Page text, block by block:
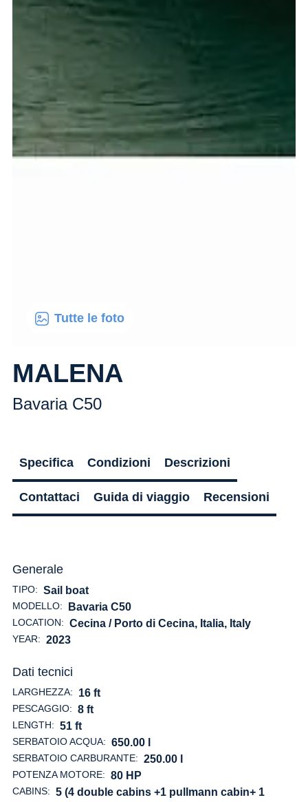
Tutte le foto
MALENA
Bavaria C50
Specifica Condizioni Descrizioni
Contattaci Guida di viaggio Recensioni
Generale
TIPO: Sail boat
MODELLO: Bavaria C50
LOCATION: Cecina / Porto di Cecina, Italia, Italy
YEAR: 2023
Dati tecnici
LARGHEZZA: 16 ft
PESCAGGIO: 8 ft
LENGTH: 51 ft
SERBATOIO ACQUA: 650.00 l
SERBATOIO CARBURANTE: 250.00 l
POTENZA MOTORE: 80 HP
CABINS: 5 (4 double cabins +1 pullmann cabin+ 1